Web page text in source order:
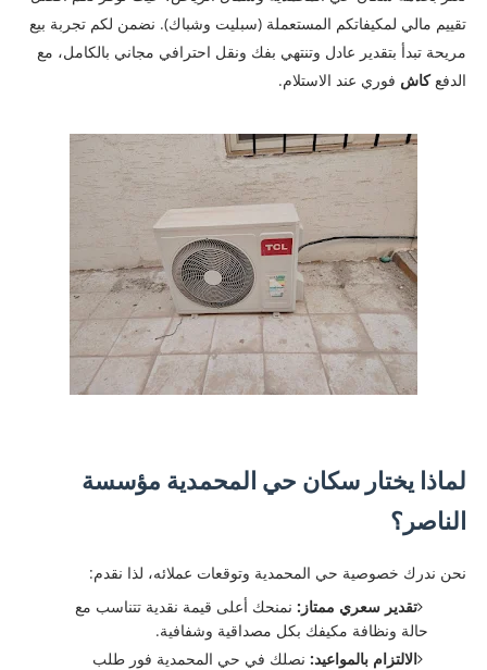
تقييم مالي لمكيفاتكم المستعملة (سبليت وشباك). نضمن لكم تجربة بيع
مريحة تبدأ بتقدير عادل وتنتهي بفك ونقل احترافي مجاني بالكامل، مع
الدفعكاش فوري عند الاستلام.
لماذا يختار سكان حي المحمدية مؤسسة
الناصر؟
​نحن ندرك خصوصية حي المحمدية وتوقعات عملائه، لذا نقدم:
تقدير سعري ممتاز:نمنحك أعلى قيمة نقدية تتناسب مع
حالة ونظافة مكيفك بكل مصداقية وشفافية.
الالتزام بالمواعيد:نصلك في حي المحمدية فور طلب